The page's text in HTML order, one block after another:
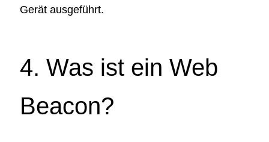
Gerät ausgeführt.
4. Was ist ein Web
Beacon?